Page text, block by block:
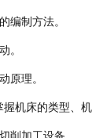
编制方法。
。
原理。
机床的类型、